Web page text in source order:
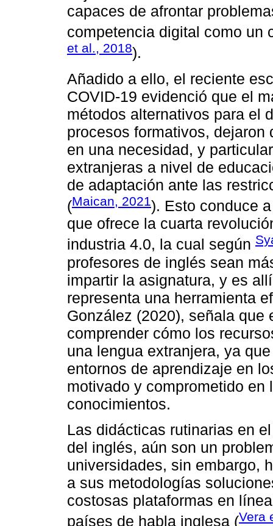
capaces de afrontar
competencia digital como un
et al., 2018).
Añadido a ello, el reciente
COVID-19 evidenció que el
métodos alternativos para el
procesos formativos, dejaron
en una necesidad, y
extranjeras a nivel de
de adaptación ante las
(Maican, 2021). Esto conduce
que ofrece la cuarta
industria 4.0, la cual según
profesores de inglés sean
impartir la asignatura, y es
representa una herramienta
González (2020), señala
comprender cómo los
una lengua extranjera, ya
entornos de aprendizaje en
motivado y comprometido en
conocimientos.
Las didácticas rutinarias en
del inglés, aún son un
universidades, sin embargo,
a sus metodologías
costosas plataformas en
países de habla inglesa (Vera